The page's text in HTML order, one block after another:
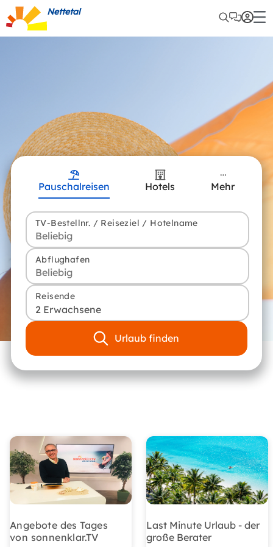
Nettetal
Pauschalreisen Hotels Mehr
TV-Bestellnr. / Reiseziel / Hotelname
Abflughafen
Reisende
2 Erwachsene
Urlaub finden
Angebote des Tages
von sonnenklar.TV
Last Minute Urlaub - der
große Berater